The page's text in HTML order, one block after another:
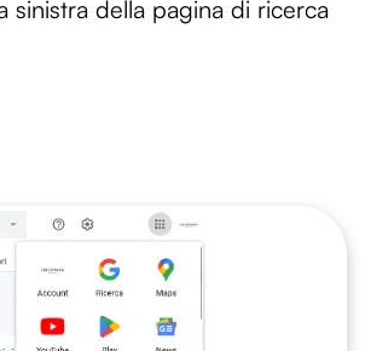
sinistra della pagina di ricerca